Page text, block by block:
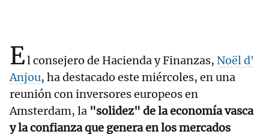
El consejero de Hacienda y Finanzas, Noël d'
Anjou, ha destacado este miércoles, en una
reunión con inversores europeos en
Amsterdam, la "solidez" de la economía vasca
y la confianza que genera en los mercados